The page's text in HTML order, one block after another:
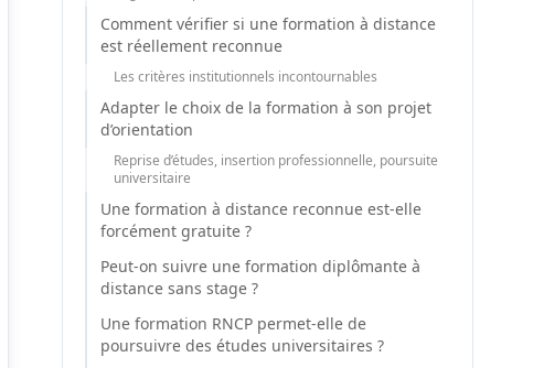
Comment vérifier si une formation à distance
est réellement reconnue
Les critères institutionnels incontournables
Adapter le choix de la formation à son projet
d’orientation
Reprise d’études, insertion professionnelle, poursuite
universitaire
Une formation à distance reconnue est-elle
forcément gratuite ?
Peut-on suivre une formation diplômante à
distance sans stage ?
Une formation RNCP permet-elle de
poursuivre des études universitaires ?